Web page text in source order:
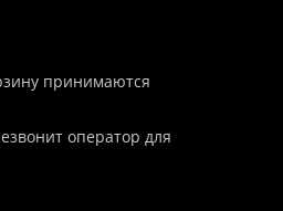
принимаются
оператор для